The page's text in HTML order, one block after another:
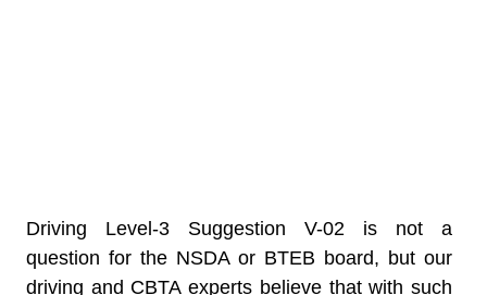
Driving Level-3 Suggestion V-02 is not a
question for the NSDA or BTEB board, but our
driving and CBTA experts believe that with such